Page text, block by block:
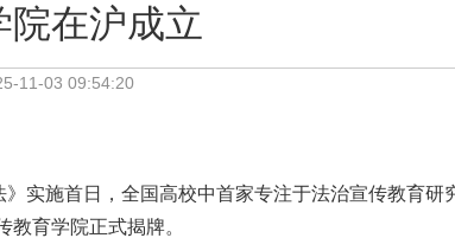
在沪成立
11-03 09:54:20
实施首日，全国高校中首家专注于法治宣传教育研
育学院正式揭牌。